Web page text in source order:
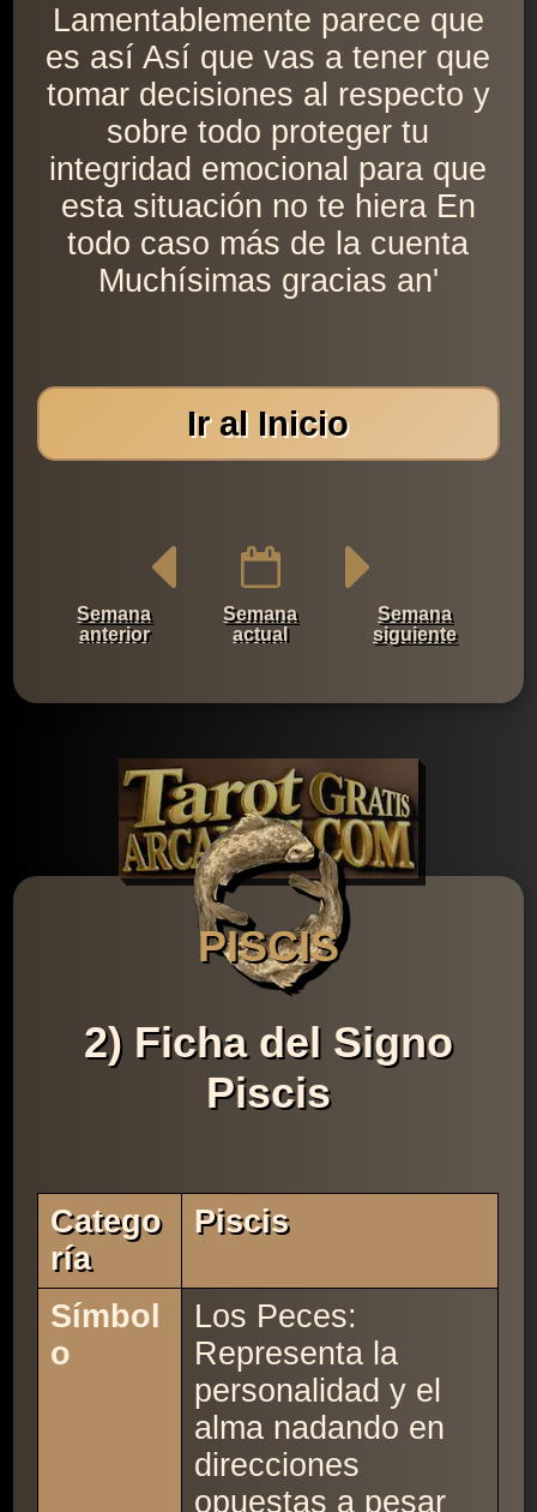
Lamentablemente parece que
es así Así que vas a tener que
tomar decisiones al respecto y
sobre todo proteger tu
integridad emocional para que
esta situación no te hiera En
todo caso más de la cuenta
Muchísimas gracias an'
Ir al Inicio
Semana
anterior
Semana
actual
Semana
siguiente
PISCIS
2) Ficha del Signo
Piscis
Catego
Ría
Piscis
Símbol
o
Los Peces:
Representa la
personalidad y el
alma nadando en
direcciones
opuestas a pesar